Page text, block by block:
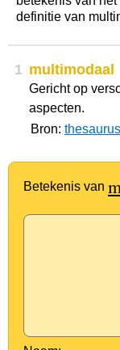
definitie van
1 multimodaal
Gericht op
aspecten.
Bron:
Betekenis van